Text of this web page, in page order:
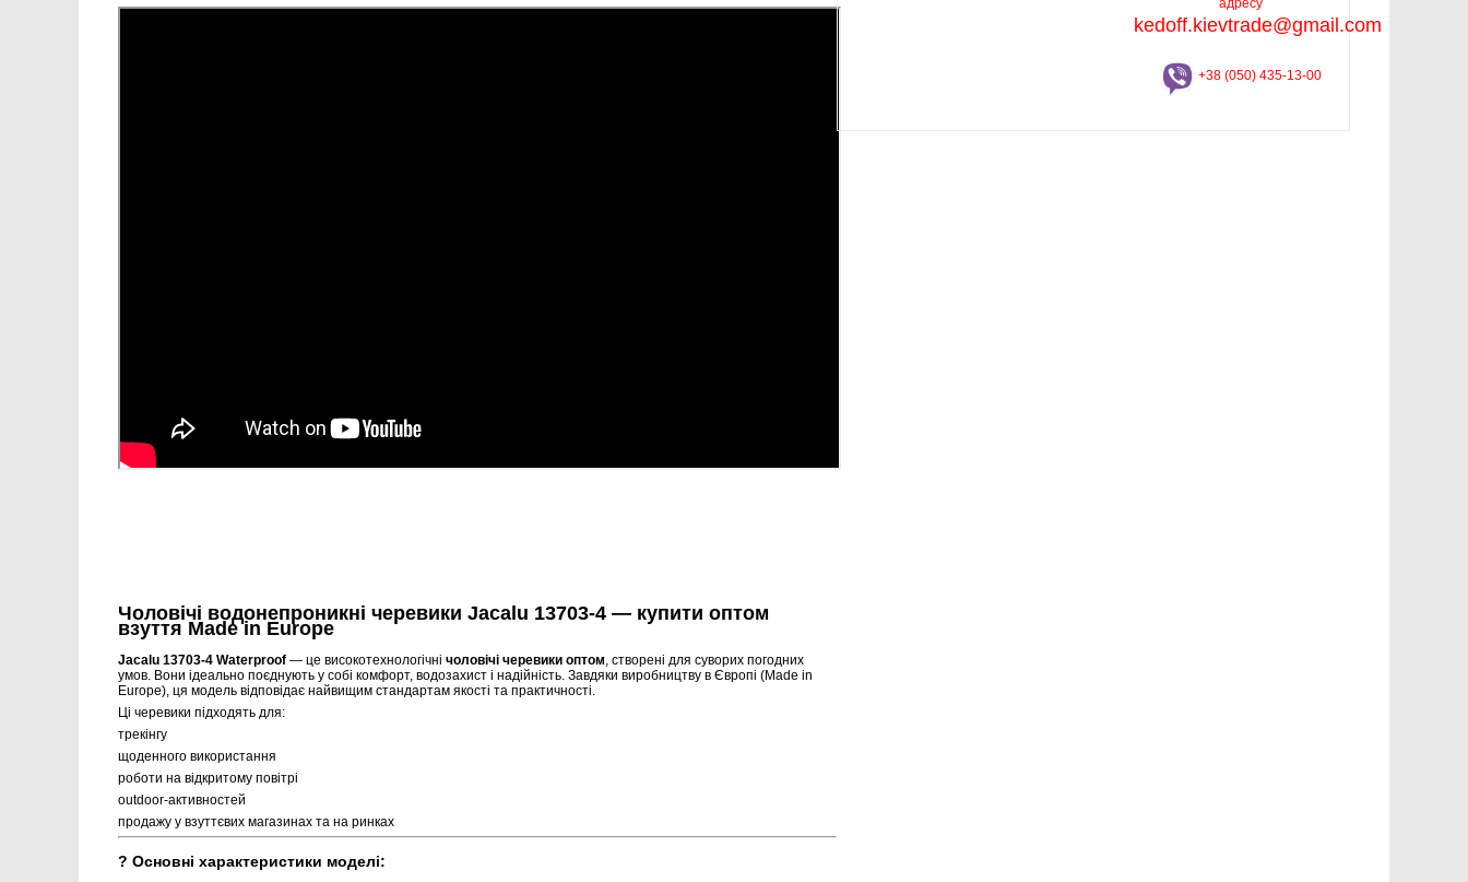
Чоловічі водонепроникні черевики Jacalu 13703-4 — купити оптом
взуття Made in Europe
Jacalu 13703-4 Waterproof — це високотехнологічні чоловічі черевики оптом , створені для суворих погодних
умов. Вони ідеально поєднують у собі комфорт, водозахист і надійність. Завдяки виробництву в Європі (Made in
Europe), ця модель відповідає найвищим стандартам якості та практичності.
Ці черевики підходять для:
трекінгу
щоденного використання
роботи на відкритому повітрі
outdoor-активностей
продажу у взуттєвих магазинах та на ринках
? Основні характеристики моделі:
адресу
kedoff.kievtrade@gmail.com
+38 (050) 435-13-00